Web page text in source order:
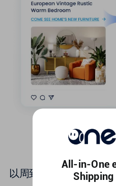
以周到的交付體驗取悅
All-in-One